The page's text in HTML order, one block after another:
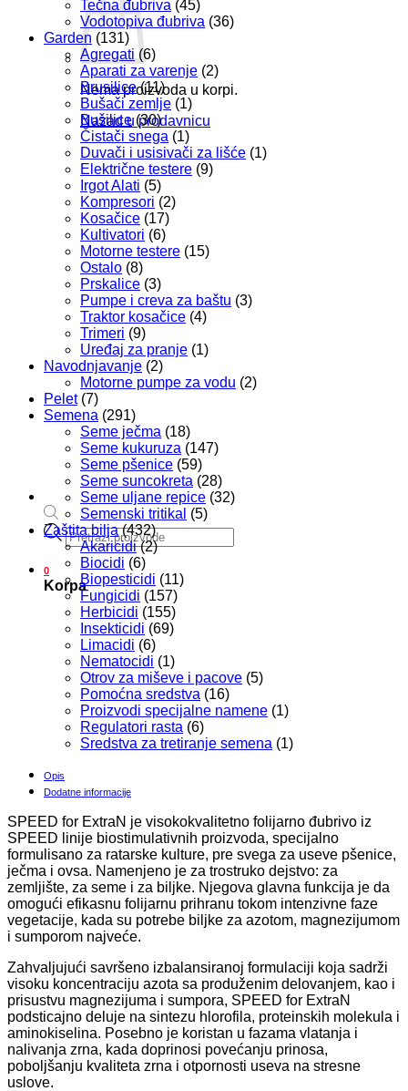
Nema proizvoda u korpi.
Nazad u prodavnicu
Products
search
0
Korpa
Tečna đubriva (45)
Vodotopiva đubriva (36)
Garden (131)
Agregati (6)
Aparati za varenje (2)
Brusilice (11)
Bušači zemlje (1)
Bušilice (30)
Čistači snega (1)
Duvači i usisivači za lišće (1)
Električne testere (9)
Irgot Alati (5)
Kompresori (2)
Kosačice (17)
Kultivatori (6)
Motorne testere (15)
Ostalo (8)
Prskalice (3)
Pumpe i creva za baštu (3)
Traktor kosačice (4)
Trimeri (9)
Uređaj za pranje (1)
Navodnjavanje (2)
Motorne pumpe za vodu (2)
Pelet (7)
Semena (291)
Seme ječma (18)
Seme kukuruza (147)
Seme pšenice (59)
Seme suncokreta (28)
Seme uljane repice (32)
Semenski tritikal (5)
Zaštita bilja (432)
Akaricidi (2)
Biocidi (6)
Biopesticidi (11)
Fungicidi (157)
Herbicidi (155)
Insekticidi (69)
Limacidi (6)
Nematocidi (1)
Otrov za miševe i pacove (5)
Pomoćna sredstva (16)
Proizvodi specijalne namene (1)
Regulatori rasta (6)
Sredstva za tretiranje semena (1)
Opis
Dodatne informacije
SPEED for ExtraN je visokokvalitetno folijarno đubrivo iz
SPEED linije biostimulativnih proizvoda, specijalno
formulisano za ratarske kulture, pre svega za useve pšenice,
ječma i ovsa. Namenjeno je za trostruko dejstvo: za
zemljište, za seme i za biljke. Njegova glavna funkcija je da
omogući efikasnu folijarnu prihranu tokom intenzivne faze
vegetacije, kada su potrebe biljke za azotom, magnezijumom
i sumporom najveće.
Zahvaljujući savršeno izbalansiranoj formulaciji koja sadrži
visoku koncentraciju azota sa produženim delovanjem, kao i
prisustvu magnezijuma i sumpora, SPEED for ExtraN
podsticajno deluje na sintezu hlorofila, proteinskih molekula i
aminokiselina. Posebno je koristan u fazama vlatanja i
nalivanja zrna, kada doprinosi povećanju prinosa,
poboljšanju kvaliteta zrna i otpornosti useva na stresne
uslove.